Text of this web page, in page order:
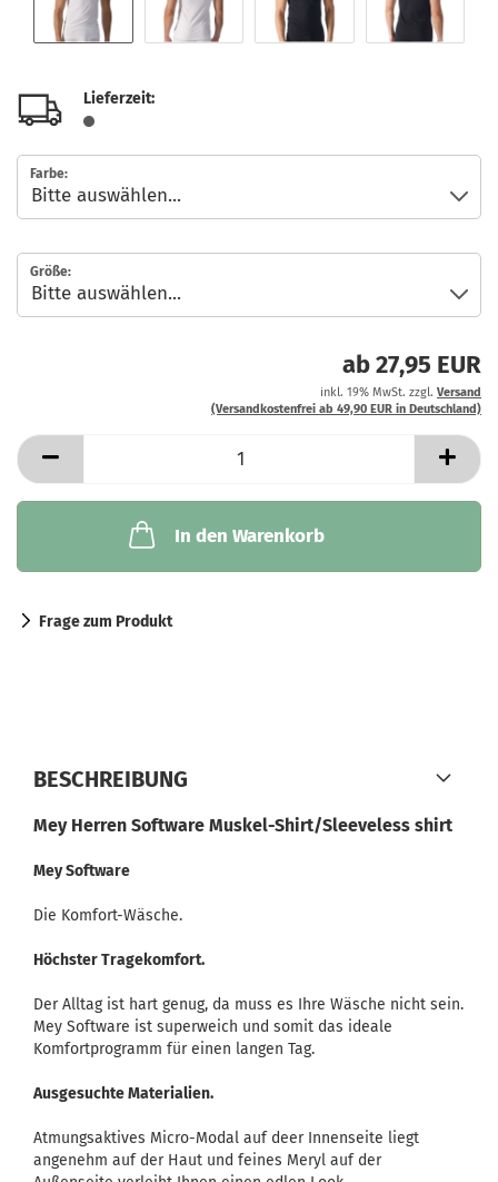
Lieferzeit:
Farbe:
Größe:
ab 27,95 EUR
inkl. 19% MwSt. zzgl. Versand
(Versandkostenfrei ab 49,90 EUR in Deutschland)
In den Warenkorb
Frage zum Produkt
BESCHREIBUNG
Mey Herren Software Muskel-Shirt/Sleeveless shirt
Mey Software
Die Komfort-Wäsche.
Höchster Tragekomfort.
Der Alltag ist hart genug, da muss es Ihre Wäsche nicht sein.
Mey Software ist superweich und somit das ideale
Komfortprogramm für einen langen Tag.
Ausgesuchte Materialien.
Atmungsaktives Micro-Modal auf deer Innenseite liegt
angenehm auf der Haut und feines Meryl auf der